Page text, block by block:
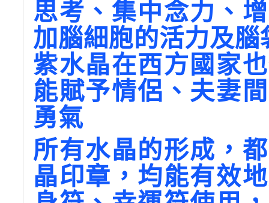
思考、集中念力、
加腦細胞的活力及腦
紫水晶在西方國家
能賦予情侶、夫妻
勇氣
所有水晶的形成，
晶印章，均能有效